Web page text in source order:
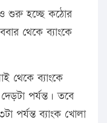
শুরু হচ্ছে কঠোর
থেকে ব্যাংকে
থেকে ব্যাংকে
পর্যন্ত। তবে
পর্যন্ত ব্যাংক খোলা